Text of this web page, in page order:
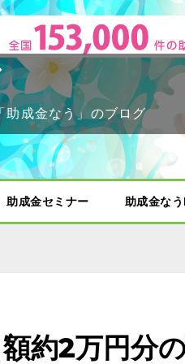
助成金なう」のブログ
助成金セミナー 助成金な
額約2万円分